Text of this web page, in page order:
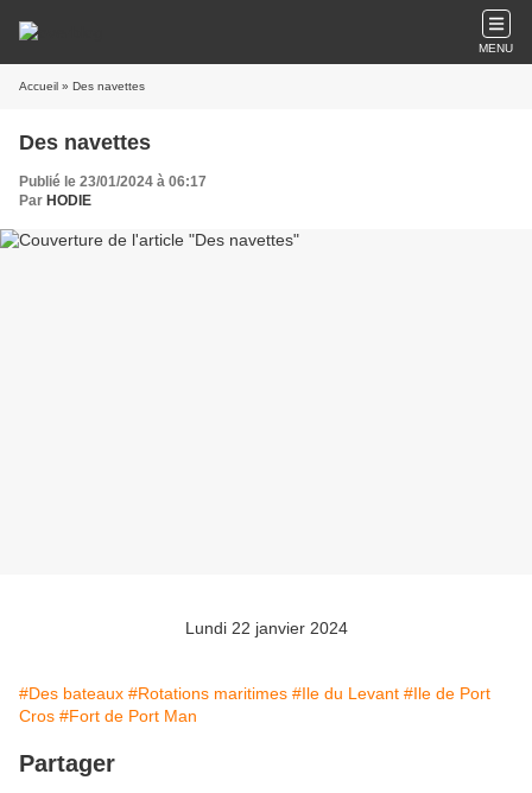
MENU
Accueil » Des navettes
Des navettes
Publié le 23/01/2024 à 06:17
Par HODIE
Lundi 22 janvier 2024
#Des bateaux #Rotations maritimes #Ile du Levant #Ile de Port
Cros #Fort de Port Man
Partager